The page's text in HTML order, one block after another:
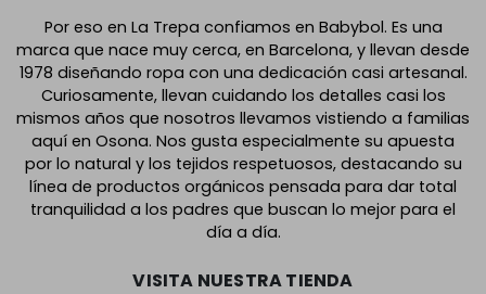
Por eso en La Trepa confiamos en Babybol. Es una
marca que nace muy cerca, en Barcelona, y llevan desde
1978 diseñando ropa con una dedicación casi artesanal.
Curiosamente, llevan cuidando los detalles casi los
mismos años que nosotros llevamos vistiendo a familias
aquí en Osona. Nos gusta especialmente su apuesta
por lo natural y los tejidos respetuosos, destacando su
línea de productos orgánicos pensada para dar total
tranquilidad a los padres que buscan lo mejor para el
día a día.
VISITA NUESTRA TIENDA